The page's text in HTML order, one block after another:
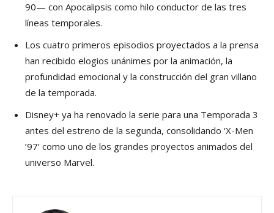
90— con Apocalipsis como hilo conductor de las tres
líneas temporales.
Los cuatro primeros episodios proyectados a la prensa
han recibido elogios unánimes por la animación, la
profundidad emocional y la construcción del gran villano
de la temporada.
Disney+ ya ha renovado la serie para una Temporada 3
antes del estreno de la segunda, consolidando ‘X-Men
’97’ como uno de los grandes proyectos animados del
universo Marvel.